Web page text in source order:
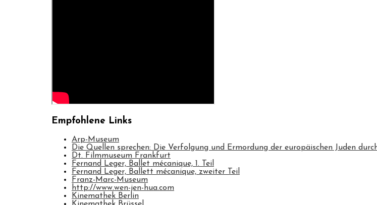
Empfohlene Links
Arp-Museum
Die Quellen sprechen: Die Verfolgung und Ermordung der europäischen Juden
Dt. Filmmuseum Frankfurt
Fernand Leger, Ballet mécanique, 1. Teil
Fernand Leger, Ballett mécanique, zweiter Teil
Franz-Marc-Museum
http://www.wen-jen-hua.com
Kinemathek Berlin